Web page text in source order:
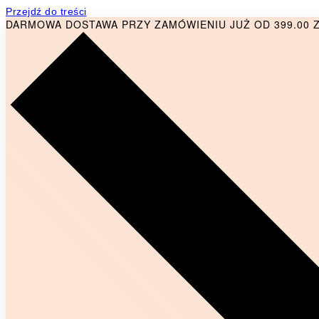
Przejdź do treści
DARMOWA DOSTAWA PRZY ZAMÓWIENIU JUŻ OD 399.00